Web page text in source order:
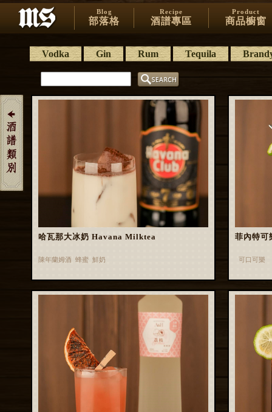
Blog
部落格
Recipe
酒譜專區
Product
商品櫥窗
Vodka Gin Rum Tequila
哈瓦那大冰奶 Havana Milktea
陳年蘭姆酒 蜂蜜 鮮奶
菲內特可
可口可樂